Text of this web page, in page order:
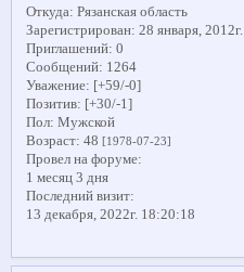
Откуда: Рязанская область
Зарегистрирован: 28 января, 2012г.
Приглашений: 0
Сообщений: 1264
Уважение: [+59/-0]
Позитив: [+30/-1]
Пол: Мужской
Возраст: 48 [1978-07-23]
Провел на форуме:
1 месяц 3 дня
Последний визит:
13 декабря, 2022г. 18:20:18